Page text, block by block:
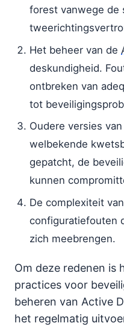
forest vanwege de
Het beheer van de
deskundigheid.
ontbreken van
tot
Oudere versies
welbekende
gepatcht, de
kunnen
De complexiteit
configuratiefouten
zich meebrengen.
Om deze redenen is
practices voor
beheren van Active
het regelmatig